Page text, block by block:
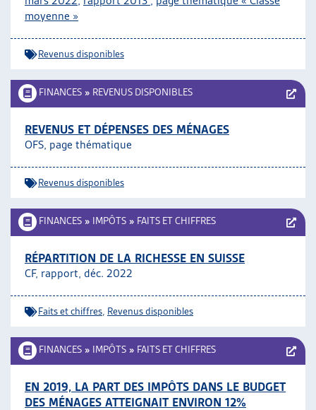
L’ASSOCIATION
JOURNÉES D’AUTOMNE
moyenne »
Revenus disponibles
FINANCES » REVENUS DISPONIBLES
REVENUS ET DÉPENSES DES MÉNAGES
OFS, page thématique
Revenus disponibles
FINANCES » IMPÔTS » FAITS ET CHIFFRES
RÉPARTITION DE LA RICHESSE EN SUISSE
CF, rapport, déc. 2022
Faits et chiffres Revenus disponibles
FINANCES » IMPÔTS » FAITS ET CHIFFRES
EN 2019, LA PART DES IMPÔTS DANS LE BUDGET
DES MÉNAGES ATTEIGNAIT ENVIRON 12%